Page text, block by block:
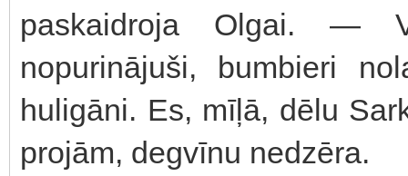
paskaidroja Olgai. —
nopurinājuši, bumbieri
huligāni. Es, mīļā, dēlu
projām, degvīnu nedzēra.